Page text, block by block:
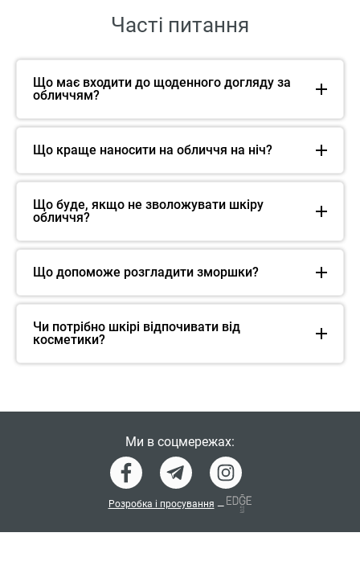
Часті питання
Що має входити до щоденного догляду за
обличчям?
Що краще наносити на обличчя на ніч?
Що буде, якщо не зволожувати шкіру
обличчя?
Що допоможе розгладити зморшки?
Чи потрібно шкірі відпочивати від
косметики?
Ми в соцмережах:
Розробка і просування —